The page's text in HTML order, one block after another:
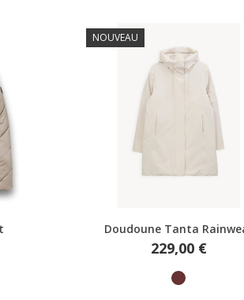
NOUVEAU
Aperçu rapide
Doudoune Tanta
Prix
229,00 €
Marron